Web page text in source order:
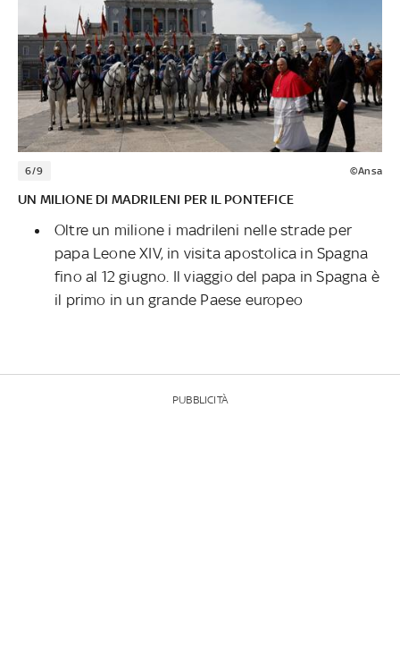
6/9 ©Ansa
UN MILIONE DI MADRILENI PER IL PONTEFICE
Oltre un milione i madrileni nelle strade per
papa Leone XIV, in visita apostolica in Spagna
fino al 12 giugno. Il viaggio del papa in Spagna è
il primo in un grande Paese europeo
PUBBLICITÀ